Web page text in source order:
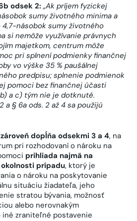
odsek 2: „Ak príjem fyzickej
sumy životného minima a
násobok sumy životného
si nemôže využívanie právnych
majetkom, centrum môže
pri splnení podmienky finančnej
vo výške 35 % paušálnej
predpisu; splnenie podmienok
pomoci bez finančnej účasti
a c) tým nie je dotknuté.
a § 6a ods. 2 až 4 sa použijú
dopĺňa odsekmi 3 a 4, na
pri rozhodovaní o nároku na
prihliada najmä na
prípadu, ktorý je
o nároku na poskytovanie
situáciu žiadateľa, jeho
stratou bývania, možnosť
alebo nerovnakým
iné zraniteľné postavenie